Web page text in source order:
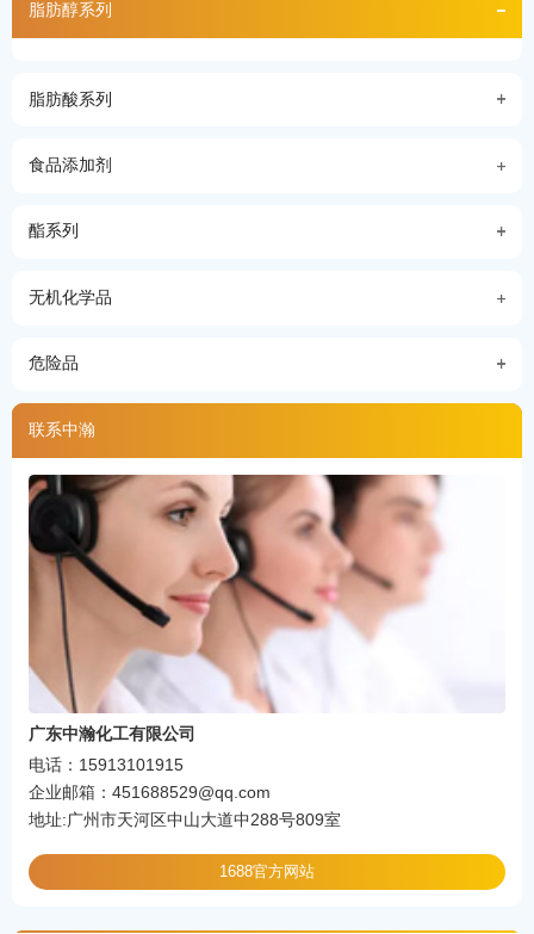
脂肪醇系列
脂肪酸系列
食品添加剂
酯系列
无机化学品
危险品
联系中瀚
广东中瀚化工有限公司
电话：15913101915
企业邮箱：451688529@qq.com
地址:广州市天河区中山大道中288号809室
1688官方网站